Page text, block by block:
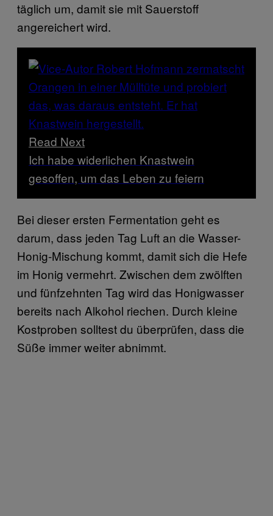
täglich um, damit sie mit Sauerstoff
angereichert wird.
Read Next
Ich habe widerlichen Knastwein
gesoffen, um das Leben zu feiern
Bei dieser ersten Fermentation geht es
darum, dass jeden Tag Luft an die Wasser-
Honig-Mischung kommt, damit sich die Hefe
im Honig vermehrt. Zwischen dem zwölften
und fünfzehnten Tag wird das Honigwasser
bereits nach Alkohol riechen. Durch kleine
Kostproben solltest du überprüfen, dass die
Süße immer weiter abnimmt.